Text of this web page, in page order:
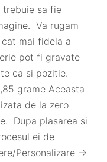
trebuie sa fie
Va rugam
mai fidela a
pot fi gravate
ca si pozitie.
grame Aceasta
de la zero
Dupa plasarea si
ei de
Personalizare ->